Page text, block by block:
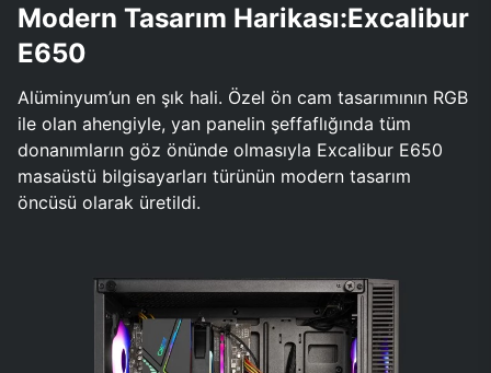
Modern Tasarım Harikası:Excalibur
E650
Alüminyum’un en şık hali. Özel ön cam tasarımının RGB
ile olan ahengiyle, yan panelin şeffaflığında tüm
donanımların göz önünde olmasıyla Excalibur E650
masaüstü bilgisayarları türünün modern tasarım
öncüsü olarak üretildi.